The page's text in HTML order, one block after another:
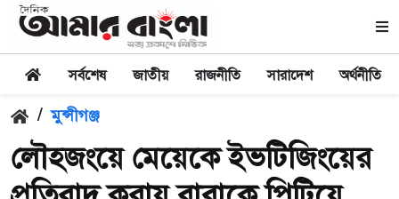
সর্বশেষ জাতীয় রাজনীতি সারাদেশ অর্থনীতি
/ মুন্সীগঞ্জ
লৌহজংয়ে মেয়েকে ইভটিজিংয়ের